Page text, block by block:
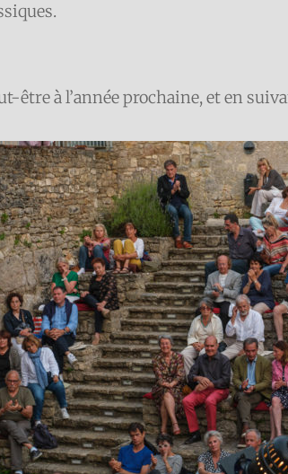
être à l’année prochaine, et en